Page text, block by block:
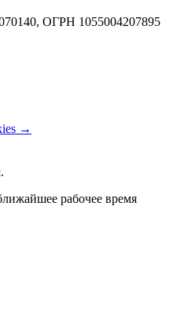
ОГРН 1055004207895
→
рабочее время